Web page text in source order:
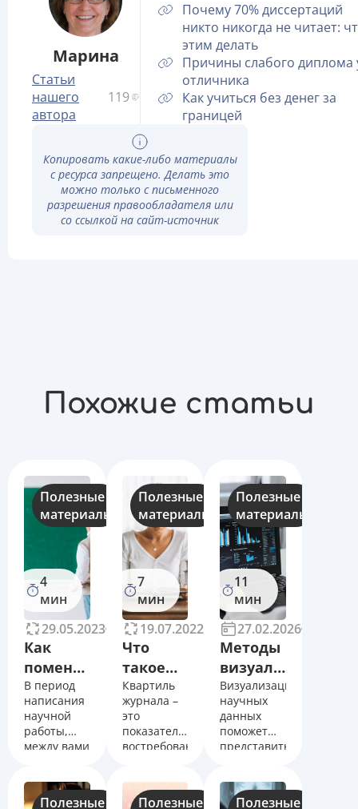
Марина
Статьи
нашего
автора
119
Почему 70% диссертаций
никто никогда не читает:
этим делать
Причины слабого диплома
отличника
Как учиться без денег за
границей
Копировать какие-либо материалы
с ресурса запрещено. Делать это
можно только с письменного
разрешения правообладателя или
со ссылкой на сайт-источник
Похожие статьи
Полезные
материалы
4
мин
29.05.2023
10821
Как
поменять
научного
руководителя:
причины
+
В период
написания
научной
работы,
между вами
могут
Полезные
материалы
7
мин
19.07.2022
13375
Что
такое
квартиль
журнала?
Как
узнать
Scopus и
Квартиль
журнала –
это
показатель
востребованности
потенциальными
Полезные
материалы
11
мин
27.02.2026
Методы
визуализации
научных
данных:
основные
виды,
выбора,
Визуализация
научных
данных
поможет
представить
Полезные Полезные Полезные